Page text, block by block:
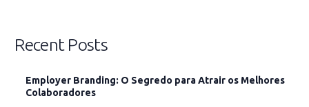
Recent Posts
Employer Branding: O Segredo para Atrair os Melhores
Colaboradores